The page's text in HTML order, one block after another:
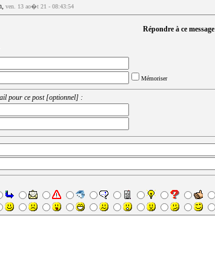
ven. 13 ao�t 21 - 08:43:54
Répondre à ce message
Mémoriser
pour ce post [optionnel] :